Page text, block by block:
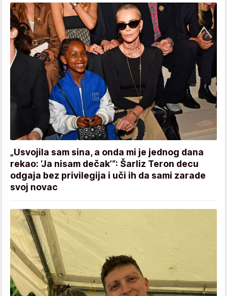
„Usvojila sam sina, a onda mi je jednog dana
rekao: ‘Ja nisam dečak’“: Šarliz Teron decu
odgaja bez privilegija i uči ih da sami zarade
svoj novac